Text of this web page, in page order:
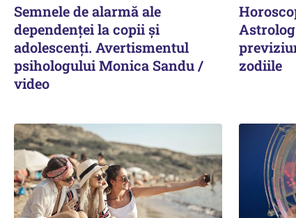
Semnele de alarmă ale
dependenței la copii și
adolescenți. Avertismentul
psihologului Monica Sandu /
video
zodiile